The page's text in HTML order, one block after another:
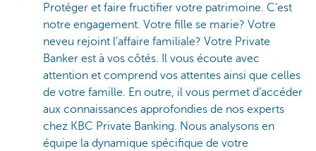
Protéger et faire fructifier votre patrimoine. C’est
notre engagement. Votre fille se marie? Votre
neveu rejoint l’affaire familiale? Votre Private
Banker est à vos côtés. Il vous écoute avec
attention et comprend vos attentes ainsi que celles
de votre famille. En outre, il vous permet d’accéder
aux connaissances approfondies de nos experts
chez KBC Private Banking. Nous analysons en
équipe la dynamique spécifique de votre